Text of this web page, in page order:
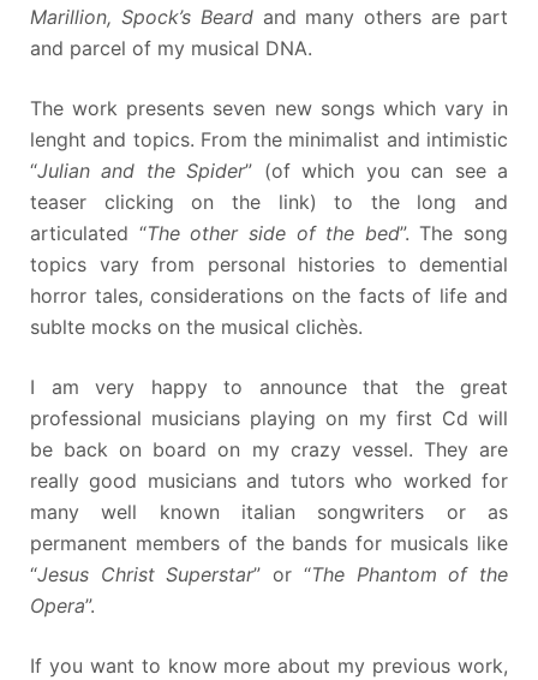
Marillion, Spock’s Beardand many others are part
and parcel of my musical DNA.
The work presents seven new songs which vary in
lenght and topics. From the minimalist and intimistic
“Julian and the Spider” (of which you can see a
teaser clicking on the link) to the long and
articulated “The other side of the bed”. The song
topics vary from personal histories to demential
horror tales, considerations on the facts of life and
sublte mocks on the musical clichès.
I am very happy to announce that the great
professional musicians playing on my first Cd will
be back on board on my crazy vessel. They are
really good musicians and tutors who worked for
many well known italian songwriters or as
permanent members of the bands for musicals like
“Jesus Christ Superstar” or “The Phantom of the
Opera”.
If you want to know more about my previous work,